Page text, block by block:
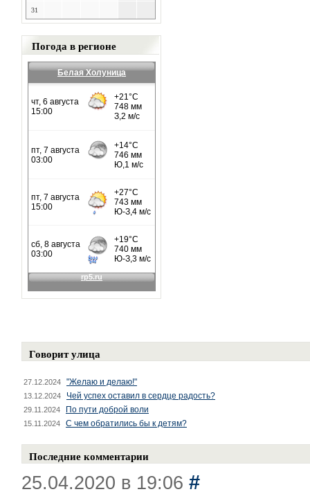
31
Погода в регионе
Белая Холуница
Говорит улица
27.12.2024 "Желаю и делаю!"
13.12.2024 Чей успех оставил в сердце радость?
29.11.2024 По пути доброй воли
15.11.2024 С чем обратились бы к детям?
Последние комментарии
25.04.2020 в 19:06 #